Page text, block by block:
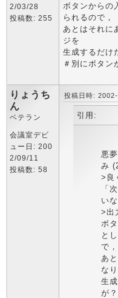
2/03/28
投稿数: 255
ボタンからの
られるので，
あとはそれに
ジを
生成するだけ
＃別にボタン
りょうち
ん
ベテラン
会議室デビ
ュー日: 200
2/09/11
投稿数: 58
投稿日時:
引用:
悪
み
>良
「
い
>出
ボ
と
で，
あ
な
生
が？